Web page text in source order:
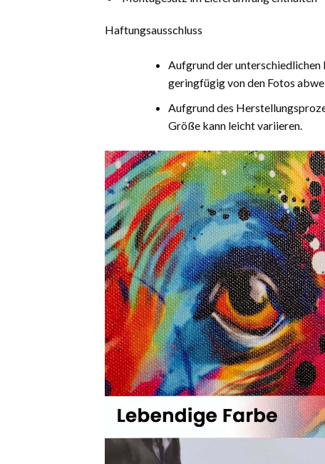
Haftungsausschluss
Aufgrund der
geringfügig von den Fotos
Aufgrund des
Größe kann leicht variieren.